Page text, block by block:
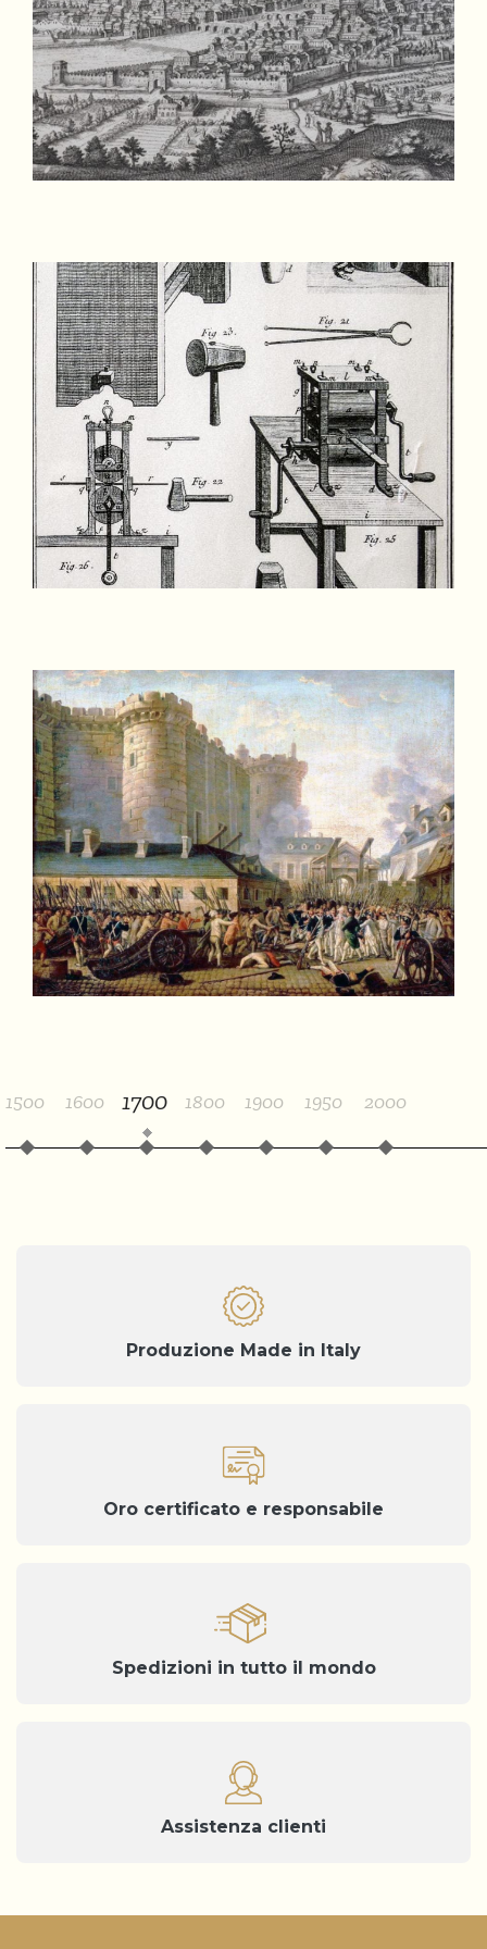
INCISIONE
ORIGINALE DI
GLI ATTREZZI DEL
MESTIERE DEL
RAFFIGURAZIONE
DELLA PRESA DELLA
BASTIGLIA DURANTE
1500
1600 1700 1800 1900 1950 2000
Produzione Made in Italy
Oro certificato e responsabile
Spedizioni in tutto il mondo
Assistenza clienti